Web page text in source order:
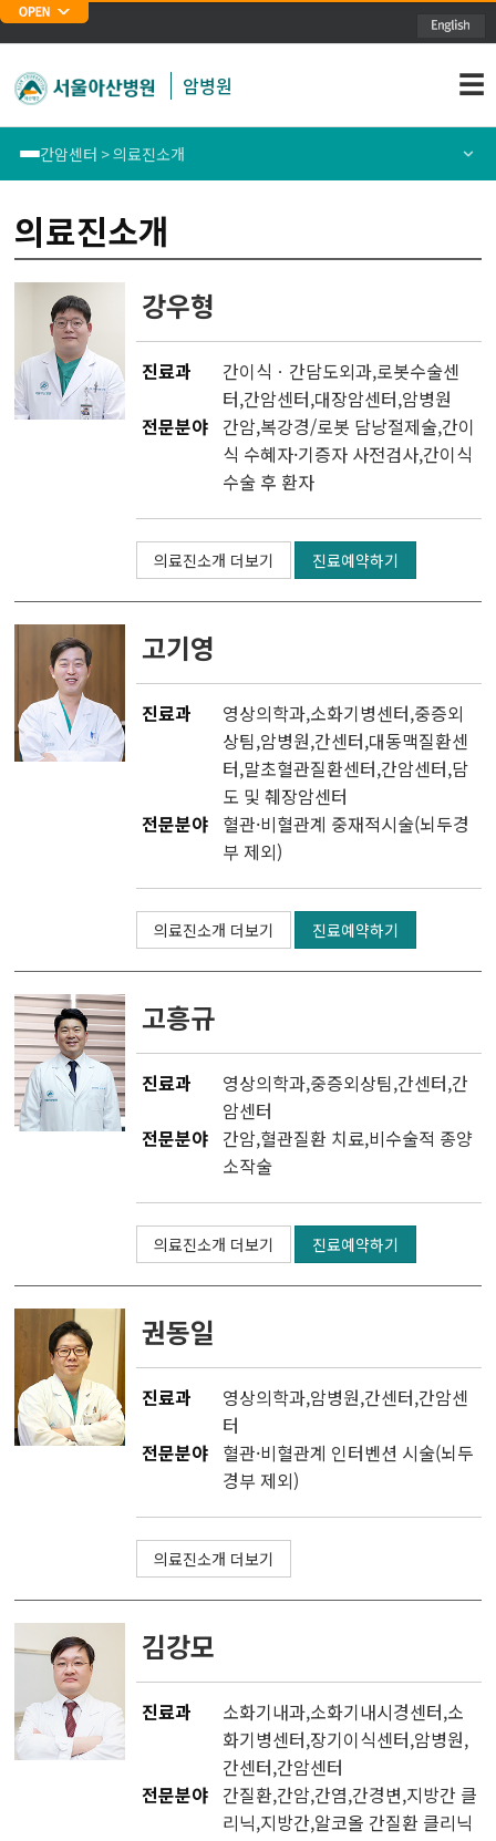
주메뉴 바로가기
본문 바로가기
암병원 ☰
간암센터 > 의료진소개
위암센터
식도암센터
대장암센터
난소ㆍ자궁암센터
담도ㆍ췌장암센터
비뇨기암센터
유전체맞춤암치료센터
CAR T 센터
테라노스틱스센터
암환자라이프케어센터
갑상선암센터
의료진소개
암정보
의료진소개
강우형
진료과 간이식ㆍ간담도외과,로봇수술센
터,간암센터,대장암센터,암병원
전문분야 간암,복강경/로봇 담낭절제술,간이
식 수혜자·기증자 사전검사,간이식
수술 후 환자
의료진소개 더보기 진료예약하기
고기영
진료과 영상의학과,소화기병센터,중증외
상팀,암병원,간센터,대동맥질환센
터,말초혈관질환센터,간암센터,담
도 및 췌장암센터
전문분야 혈관·비혈관계 중재적시술(뇌두경
부 제외)
의료진소개 더보기 진료예약하기
고흥규
진료과 영상의학과,중증외상팀,간센터,간
암센터
전문분야 간암,혈관질환 치료,비수술적 종양
소작술
의료진소개 더보기 진료예약하기
권동일
진료과 영상의학과,암병원,간센터,간암센
터
전문분야 혈관·비혈관계 인터벤션 시술(뇌두
경부 제외)
의료진소개 더보기
김강모
진료과 소화기내과,소화기내시경센터,소
화기병센터,장기이식센터,암병원,
간센터,간암센터
전문분야 간질환,간암,간염,간경변,지방간 클
리닉,지방간,알코올 간질환 클리닉